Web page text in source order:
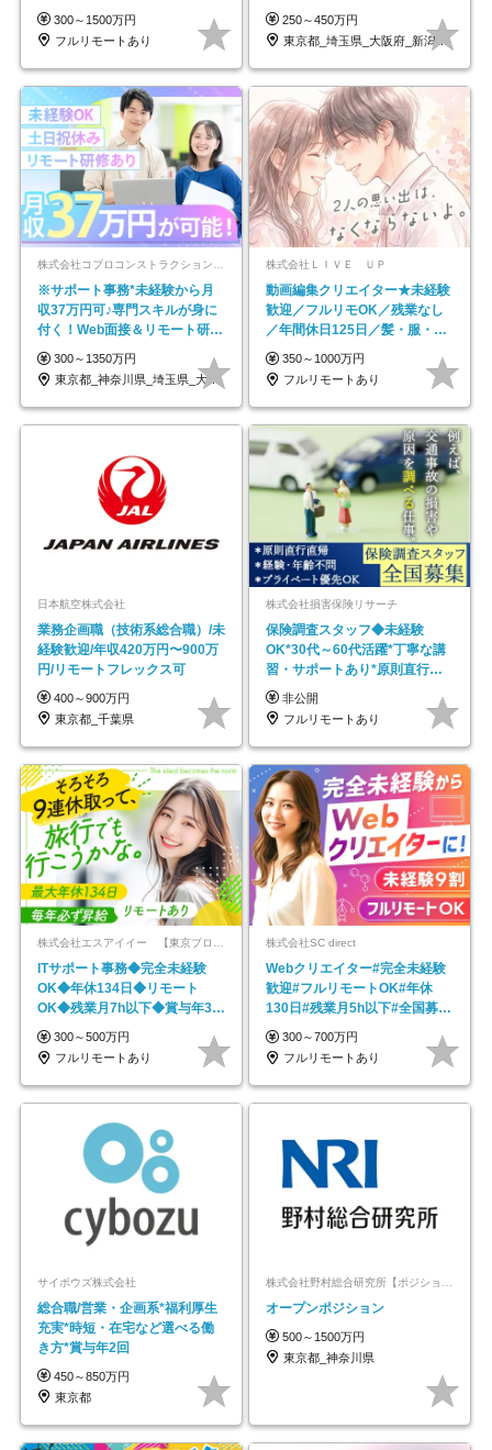
円～／年休130日以上
300～1500万円
フルリモートあり
なし
250～450万円
東京都_埼玉県_大阪府_新潟県_福岡県
※サポート事務*未経験から月
収37万円可♪専門スキルが身に
付く！Web面接＆リモート研修
も充実♪/a
300～1350万円
東京都_神奈川県_埼玉県_大阪府_愛知県…
株式会社ＬＩＶＥ ＵＰ
動画編集クリエイター★未経験
歓迎／フルリモOK／残業なし
／年間休日125日／髪・服・ネ
イル自由／研修充実で安心
350～1000万円
フルリモートあり
日本航空株式会社
業務企画職（技術系総合職）/未
経験歓迎/年収420万円〜900万
円/リモートフレックス可
400～900万円
東京都_千葉県
株式会社損害保険リサーチ
保険調査スタッフ◆未経験
OK*30代～60代活躍*丁寧な講
習・サポートあり*原則直行直
帰／全国募集・業務委託
非公開
フルリモートあり
ITサポート事務◆完全未経験
OK◆年休134日◆リモート
OK◆残業月7h以下◆賞与年3回
◆5年目まで必ず昇給
300～500万円
フルリモートあり
株式会社SC direct
Webクリエイター#完全未経験
歓迎#フルリモートOK#年休
130日#残業月5h以下#全国募集
#最大1年の研修
300～700万円
フルリモートあり
サイボウズ株式会社
総合職/営業・企画系*福利厚生
充実*時短・在宅など選べる働
き方*賞与年2回
450～850万円
東京都
オープンポジション
500～1500万円
東京都_神奈川県